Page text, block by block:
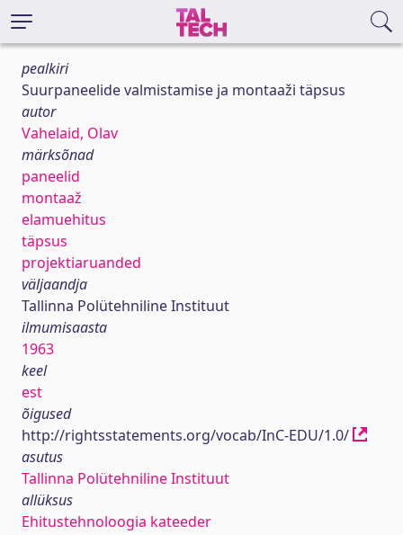
pealkiri
Suurpaneelide valmistamise ja montaaži täpsus
autor
Vahelaid, Olav
märksõnad
paneelid
montaaž
elamuehitus
täpsus
projektiaruanded
väljaandja
Tallinna Polütehniline Instituut
ilmumisaasta
1963
keel
est
õigused
http://rightsstatements.org/vocab/InC-EDU/1.0/
asutus
Tallinna Polütehniline Instituut
allüksus
Ehitustehnoloogia kateeder